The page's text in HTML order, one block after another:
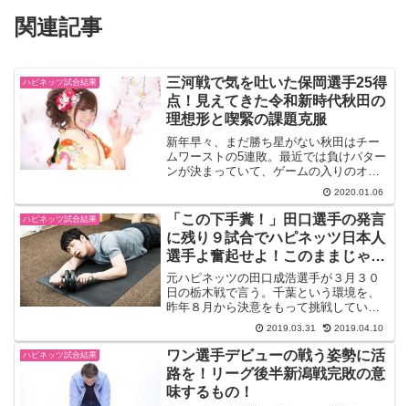
関連記事
ハピネッツ試合結果
三河戦で気を吐いた保岡選手25得
点！見えてきた令和新時代秋田の
理想形と喫緊の課題克服
新年早々、まだ勝ち星がない秋田はチー
ムワーストの5連敗。最近では負けパター
ンが決まっていて、ゲームの入りのオフ
ェンスが重いこととアウトサイドシュー
トの確率で苦しんでいる。それがそのま
まスコアに表れている。シンプルに考え
すぎずに、もう少し走る...
2020.01.06
ハピネッツ試合結果
「この下手糞！」田口選手の発言
に残り９試合でハピネッツ日本人
選手よ奮起せよ！このままじゃ終
わらいね！
元ハピネッツの田口成浩選手が３月３０
日の栃木戦で言う。千葉という環境を、
昨年８月から決意をもって挑戦していま
す。プレータイムはハピネッツ時代の半
分以下であります。でも腐らずに緊張感
をもって毎日過ごしています。優勝に近
いチームにいるといった慢...
2019.03.31 2019.04.10
ハピネッツ試合結果
ワン選手デビューの戦う姿勢に活
路を！リーグ後半新潟戦完敗の意
味するもの！